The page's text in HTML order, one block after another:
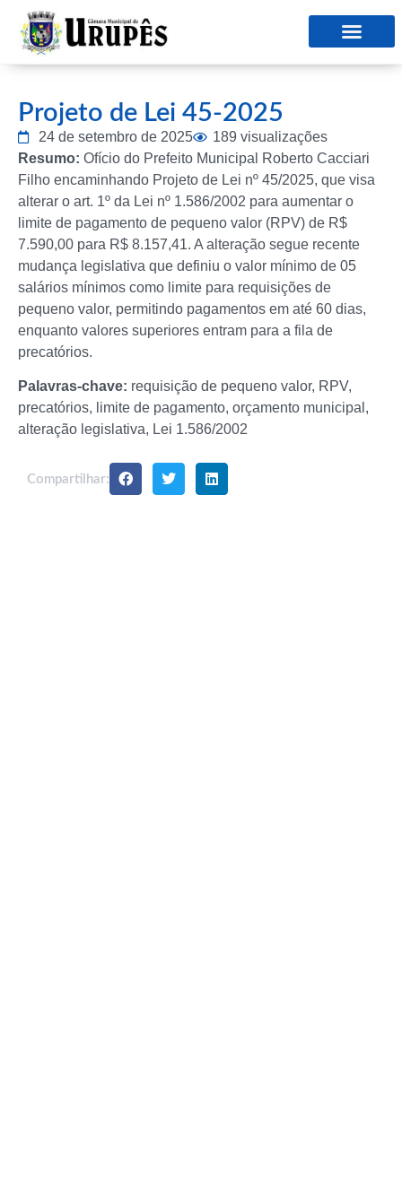
Projeto de Lei 45-2025
24 de setembro de 2025
189 visualizações
Resumo: Ofício do Prefeito Municipal Roberto Cacciari
Filho encaminhando Projeto de Lei nº 45/2025, que visa
alterar o art. 1º da Lei nº 1.586/2002 para aumentar o
limite de pagamento de pequeno valor (RPV) de R$
7.590,00 para R$ 8.157,41. A alteração segue recente
mudança legislativa que definiu o valor mínimo de 05
salários mínimos como limite para requisições de
pequeno valor, permitindo pagamentos em até 60 dias,
enquanto valores superiores entram para a fila de
precatórios.
Palavras-chave: requisição de pequeno valor, RPV,
precatórios, limite de pagamento, orçamento municipal,
alteração legislativa, Lei 1.586/2002
Compartilhar: